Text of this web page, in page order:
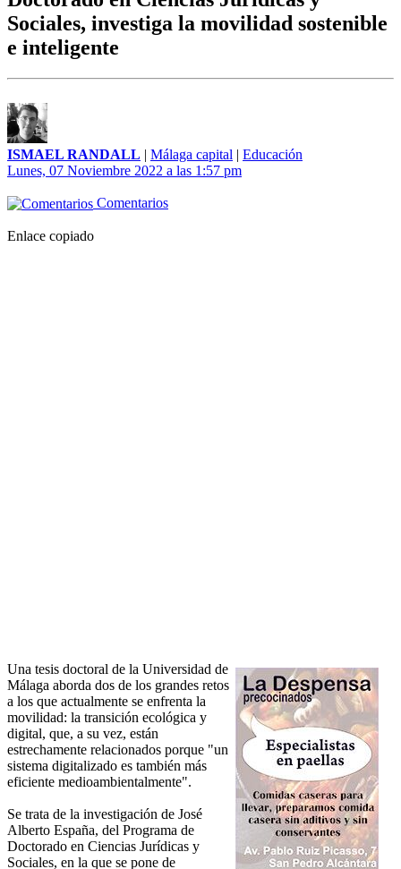
Sociales, investiga la movilidad sostenible
e inteligente
ISMAEL RANDALL | Málaga capital | Educación
Lunes, 07 Noviembre 2022 a las 1:57 pm
Comentarios
Enlace copiado
Una tesis doctoral de la Universidad de
Málaga aborda dos de los grandes retos
a los que actualmente se enfrenta la
movilidad: la transición ecológica y
digital, que, a su vez, están
estrechamente relacionados porque "un
sistema digitalizado es también más
eficiente medioambientalmente".
Se trata de la investigación de José
Alberto España, del Programa de
Doctorado en Ciencias Jurídicas y
Sociales, en la que se pone de